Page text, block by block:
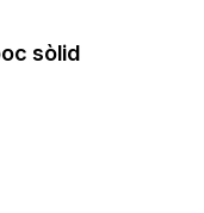
sòlid